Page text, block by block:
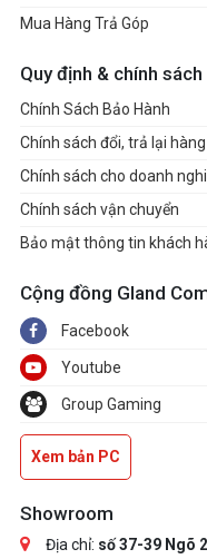
Mua Hàng Trả Góp
Quy định & chính sách
Chính Sách Bảo Hành
Chính sách đổi, trả lại hàng
Chính sách cho doanh
Chính sách vận chuyển
Bảo mật thông tin khách
Cộng đồng Gland
Facebook
Youtube
Group Gaming
Xem bản PC
Showroom
Địa chỉ: số 37-39 Ngõ